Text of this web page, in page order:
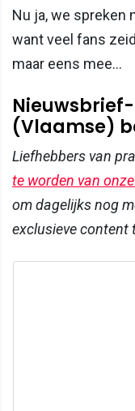
Nu ja, we spreken
want veel fans
maar eens mee...
(Vlaamse)
Liefhebbers van
te worden van
om dagelijks nog
exclusieve content